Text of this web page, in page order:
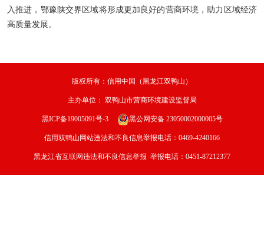
入推进，鄂豫陕交界区域将形成更加良好的营商环境，助力区域经济
高质量发展。
版权所有：信用中国（黑龙江双鸭山）
主办单位： 双鸭山市营商环境建设监督局
黑ICP备19005091号-3 黑公网安备 23050002000005号
信用双鸭山网站违法和不良信息举报电话：0469-4240166
黑龙江省互联网违法和不良信息举报 举报电话：0451-87212377